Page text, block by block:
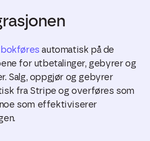
bokføres automatisk på de
for utbetalinger, gebyrer og
Salg, oppgjør og gebyrer
fra Stripe og overføres som
noe som effektiviserer